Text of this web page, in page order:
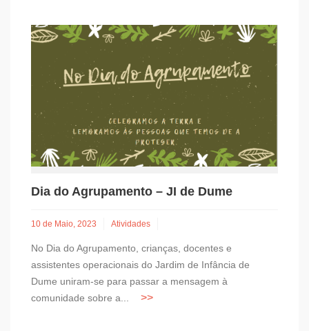
Dia do Agrupamento – JI de Dume
10 de Maio, 2023 Atividades
No Dia do Agrupamento, crianças, docentes e
assistentes operacionais do Jardim de Infância de
Dume uniram-se para passar a mensagem à
comunidade sobre a...